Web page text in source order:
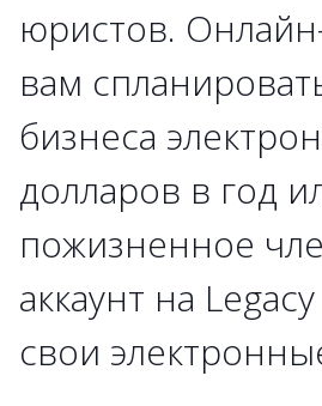
юристов.
вам
бизнеса
долларов в год
пожизненное
аккаунт на
свои